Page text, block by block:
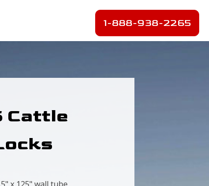
1-888-938-2265
Cattle